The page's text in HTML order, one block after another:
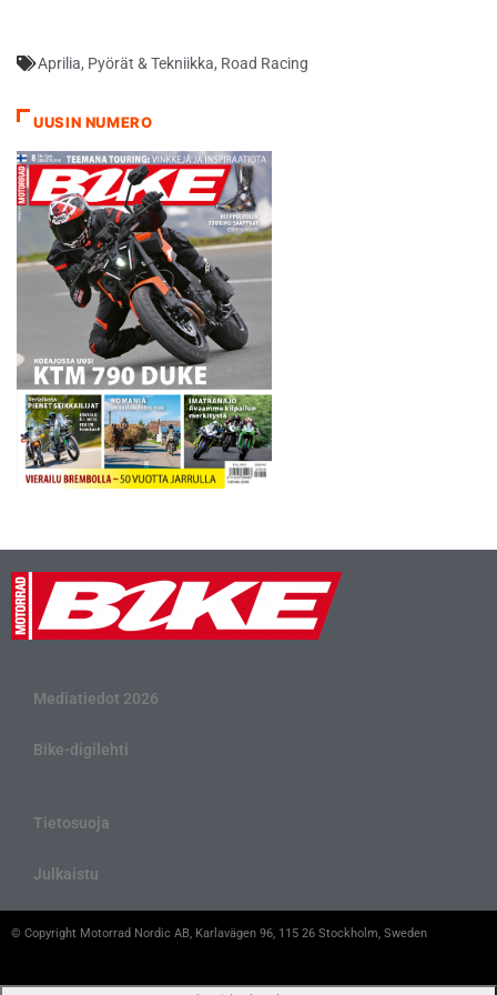
Aprilia, Pyörät & Tekniikka, Road Racing
UUSIN NUMERO
Mediatiedot 2026
Bike-digilehti
Tietosuoja
Julkaistu
© Copyright Motorrad Nordic AB, Karlavägen 96, 115 26 Stockholm, Sweden